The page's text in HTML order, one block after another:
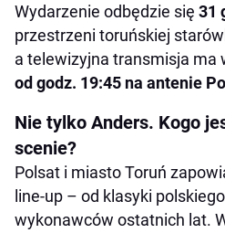
Wydarzenie odbędzie się 31
przestrzeni toruńskiej
a telewizyjna transmisja ma
od godz. 19:45 na antenie
Nie tylko Anders. Kogo
scenie?
Polsat i miasto Toruń
line-up – od klasyki
wykonawców ostatnich lat.